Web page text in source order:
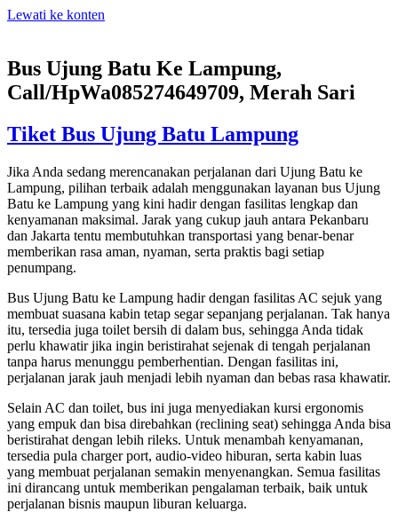
Lewati ke konten
Bus Ujung Batu Ke Lampung,
Call/HpWa085274649709, Merah Sari
Tiket Bus Ujung Batu Lampung
Jika Anda sedang merencanakan perjalanan dari Ujung Batu ke
Lampung, pilihan terbaik adalah menggunakan layanan bus Ujung
Batu ke Lampung yang kini hadir dengan fasilitas lengkap dan
kenyamanan maksimal. Jarak yang cukup jauh antara Pekanbaru
dan Jakarta tentu membutuhkan transportasi yang benar-benar
memberikan rasa aman, nyaman, serta praktis bagi setiap
penumpang.
Bus Ujung Batu ke Lampung hadir dengan fasilitas AC sejuk yang
membuat suasana kabin tetap segar sepanjang perjalanan. Tak hanya
itu, tersedia juga toilet bersih di dalam bus, sehingga Anda tidak
perlu khawatir jika ingin beristirahat sejenak di tengah perjalanan
tanpa harus menunggu pemberhentian. Dengan fasilitas ini,
perjalanan jarak jauh menjadi lebih nyaman dan bebas rasa khawatir.
Selain AC dan toilet, bus ini juga menyediakan kursi ergonomis
yang empuk dan bisa direbahkan (reclining seat) sehingga Anda bisa
beristirahat dengan lebih rileks. Untuk menambah kenyamanan,
tersedia pula charger port, audio-video hiburan, serta kabin luas
yang membuat perjalanan semakin menyenangkan. Semua fasilitas
ini dirancang untuk memberikan pengalaman terbaik, baik untuk
perjalanan bisnis maupun liburan keluarga.